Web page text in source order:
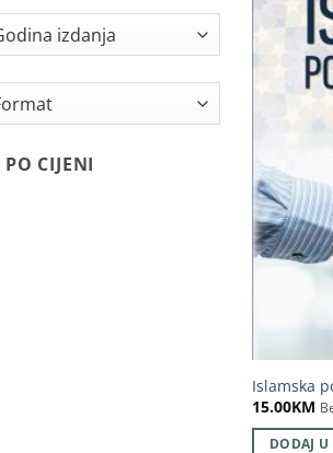
CIJENI
Islamska
15.00KM
DODAJ U